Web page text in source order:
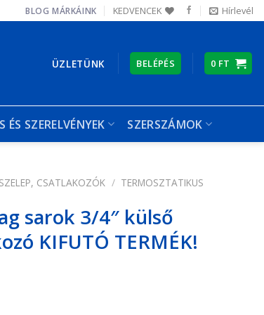
BLOG MÁRKÁINK KEDVENCEK Hírlevél
ÜZLETÜNK BELÉPÉS 0 FT
SZERELVÉNYEK SZERSZÁMOK
CSATLAKOZÓK / TERMOSZTATIKUS
sarok 3/4″ külső
KIFUTÓ TERMÉK!